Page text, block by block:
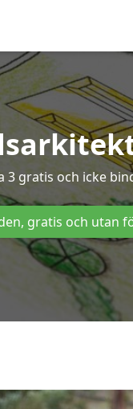
gratis och icke
gratis och utan